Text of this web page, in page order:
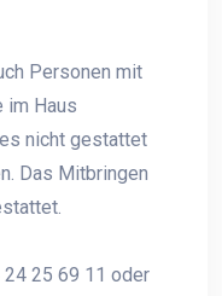
Personen mit
im Haus
nicht gestattet
Das Mitbringen
24 25 69 11 oder